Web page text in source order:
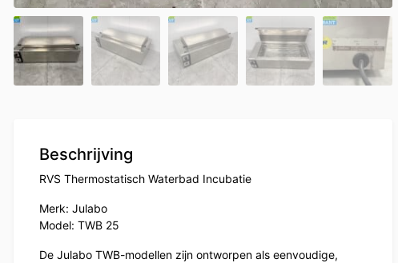
Beschrijving
RVS Thermostatisch Waterbad Incubatie
Merk: Julabo
Model: TWB 25
De Julabo TWB-modellen zijn ontworpen als eenvoudige,